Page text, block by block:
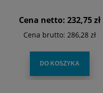
Cena netto: 232,75 zł
Cena brutto: 286,28 zł
DO KOSZYKA